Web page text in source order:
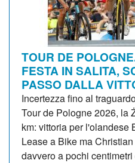
TOUR DE
FESTA IN SALITA,
PASSO DALLA
Incertezza fino al
Tour de Pologne 2026, la
km: vittoria per l'olandese
Lease a Bike ma
davvero a pochi